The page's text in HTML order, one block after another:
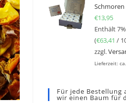
Schmoren
€13,95
Enthält
(€63,41 /
zzgl.
Lieferzeit:
Für jede Bestellung
wir einen Baum für